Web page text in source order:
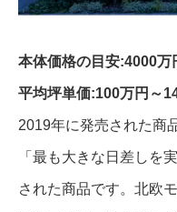
本体価格の目安:4000万
平均坪単価:100万円～
2019年に発売された商
「最も大きな日差しを
された商品です。北欧